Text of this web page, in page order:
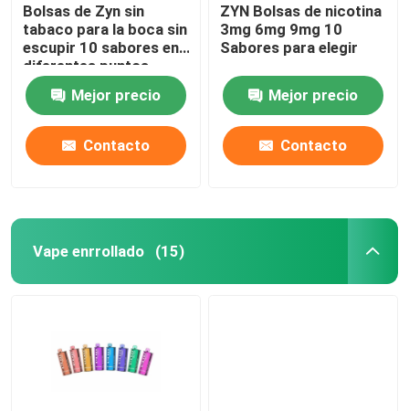
Bolsas de Zyn sin
tabaco para la boca sin
escupir 10 sabores en
diferentes puntos
fuertes
Mejor precio
Contacto
ZYN Bolsas de nicotina
3mg 6mg 9mg 10
Sabores para elegir
Mejor precio
Contacto
Vape enrrollado (15)